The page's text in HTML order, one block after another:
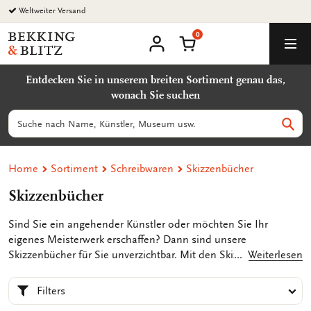
Zurück
zum
Inhalt
Weltweiter Versand
Bekking
&
Uitgevers
Warenkorb
0
Entdecken Sie in unserem breiten Sortiment genau das,
wonach Sie suchen
Suchen
Home Sortiment Schreibwaren Skizzenbücher
Skizzenbücher
Sind Sie ein angehender Künstler oder möchten Sie Ihr
eigenes Meisterwerk erschaffen? Dann sind unsere
Skizzenbücher für Sie unverzichtbar. Mit den Skizzenbüchern
unbekannten Künstlern inspirieren lassen. Die Umschläge
unserer Skizzenbücher sind mit besonderen Kunstwerken und
Weiterlesen
Filters